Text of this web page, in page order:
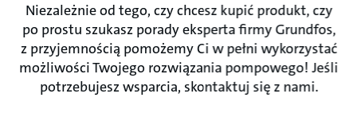
Niezależnie od tego, czy chcesz kupić produkt, czy
po prostu szukasz porady eksperta firmy Grundfos,
z przyjemnością pomożemy Ci w pełni wykorzystać
możliwości Twojego rozwiązania pompowego! Jeśli
potrzebujesz wsparcia, skontaktuj się z nami.